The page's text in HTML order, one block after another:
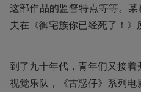
这部作品的监督特点等等。
夫在《御宅族你已经死了！》
到了九十年代，青年们又接
视觉乐队，《古惑仔》系列